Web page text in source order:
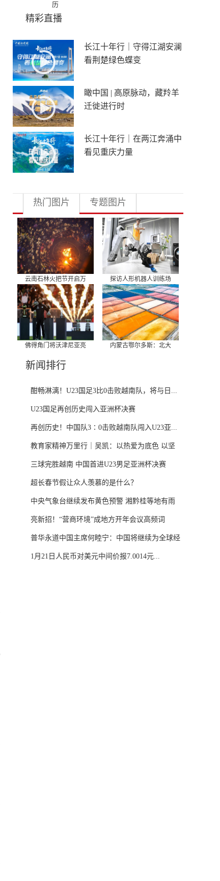
历
精彩直播
长江十年行｜守得江湖安澜
看荆楚绿色蝶变
瞰中国 | 高原脉动，藏羚羊
迁徙进行时
长江十年行｜在两江奔涌中
看见重庆力量
热门图片 专题图片
云南石林火把节开启万 探访人形机器人训练场
佛得角门将沃津尼亚亮 内蒙古鄂尔多斯：北大
新闻排行
酣畅淋漓！U23国足3比0击败越南队，将与日...
U23国足再创历史闯入亚洲杯决赛
再创历史！中国队3∶0击败越南队闯入U23亚...
教育家精神万里行｜吴凯：以热爱为底色 以坚
守...
三球完胜越南 中国首进U23男足亚洲杯决赛
超长春节假让众人羡慕的是什么？
中央气象台继续发布黄色预警 湘黔桂等地有雨
雪...
亮新招！“营商环境”成地方开年会议高频词
普华永道中国主席何睦宁：中国将继续为全球经
济...
1月21日人民币对美元中间价报7.0014元...